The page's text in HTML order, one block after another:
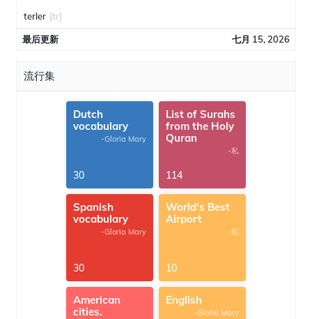
terler [tr]
最后更新 七月 15, 2026
流行集
Dutch
vocabulary
-Gloria Mary
30
List of Surahs
from the Holy
Quran
-私
114
Spanish
vocabulary
-Gloria Mary
30
World's Best
Airport
-私
10
American
cities.
English
-Gloria Mary